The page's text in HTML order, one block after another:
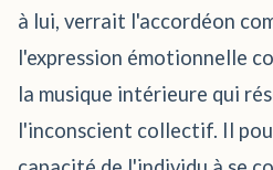
à lui, verrait l'accordéon
l'expression émotionnelle
la musique intérieure qui
l'inconscient collectif. Il